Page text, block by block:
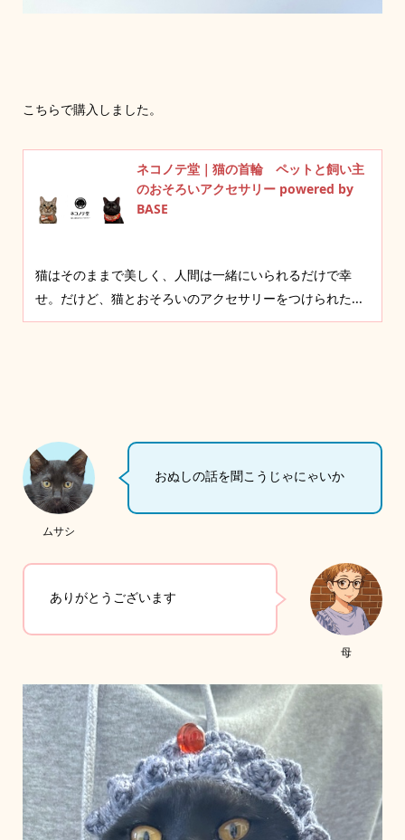
こちらで購入しました。
ネコノテ堂｜猫の首輪 ペットと飼い主
のおそろいアクセサリー powered by
BASE
猫はそのままで美しく、人間は一緒にいられるだけで幸
せ。だけど、猫とおそろいのアクセサリーをつけられた...
ムサシ
おぬしの話を聞こうじゃにゃいか
母
ありがとうございます